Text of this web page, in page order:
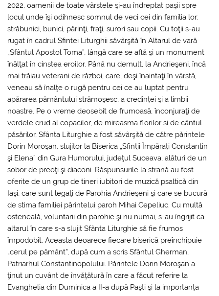
2022, oamenii de toate vârstele şi-au îndreptat paşii spre
locul unde îşi odihnesc somnul de veci cei din familia lor:
străbunici, bunici, părinţi, fraţi, surori sau copii. Cu toţii s-au
rugat în cadrul Sfintei Liturghii săvârşită în Altarul de vară
„Sfântul Apostol Toma”, lângă care se află şi un monument
înălţat în cinstea eroilor. Până nu demult, la Andrieşeni, încă
mai trăiau veterani de război, care, deşi înaintaţi în vârstă,
veneau să înalţe o rugă pentru cei ce au luptat pentru
apărarea pământului strămoşesc, a credinţei şi a limbii
noastre. Pe o vreme deosebit de frumoasă, înconjuraţi de
verdele crud al copacilor, de mireasma florilor și de cântul
păsărilor, Sfânta Liturghie a fost săvârşită de către părintele
Dorin Moroşan, slujitor la Biserica „Sfinţii Împăraţi Constantin
şi Elena” din Gura Humorului, judeţul Suceava, alături de un
sobor de preoţi şi diaconi. Răspunsurile la strană au fost
oferite de un grup de tineri iubitori de muzică psaltică din
Iaşi, care sunt legaţi de Parohia Andrieşeni şi care se bucură
de stima familiei părintelui paroh Mihai Cepeliuc. Cu multă
osteneală, voluntarii din parohie şi nu numai, s-au îngrijit ca
altarul în care s-a slujit Sfânta Liturghie să fie frumos
împodobit. Aceasta deoarece fiecare biserică preînchipuie
„cerul pe pământ”, după cum a scris Sfântul Gherman,
Patriarhul Constantinopolului. Părintele Dorin Moroşan a
ţinut un cuvânt de învăţătură în care a făcut referire la
Evanghelia din Duminica a II-a după Paşti şi la importanţa